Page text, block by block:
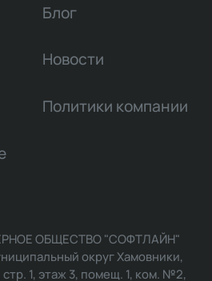
Блог
Новости
Политики компании
ОБЩЕСТВО "СОФТЛАЙН"
округ Хамовники,
1, этаж 3, помещ. 1, ком. №2,